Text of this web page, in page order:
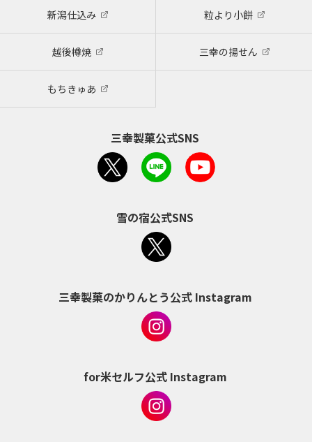
新潟仕込み 粒より小餅
越後樽焼 三幸の揚せん
もちきゅあ
三幸製菓公式SNS
雪の宿公式SNS
三幸製菓のかりんとう公式 Instagram
for米セルフ公式 Instagram